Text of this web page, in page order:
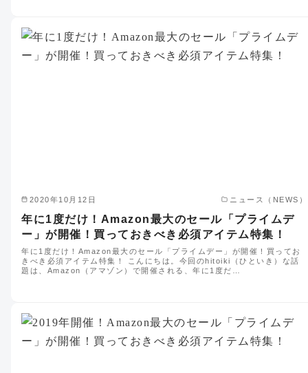
2020年10月12日 ニュース（NEWS）
年に1度だけ！Amazon最大のセール「プライムデ
ー」が開催！買っておきべき必須アイテム特集！
年に1度だけ！Amazon最大のセール「プライムデー」が開催！買ってお
きべき必須アイテム特集！ こんにちは。今回のhitoiki（ひといき）な話
題は、Amazon（アマゾン）で開催される、年に1度だ…